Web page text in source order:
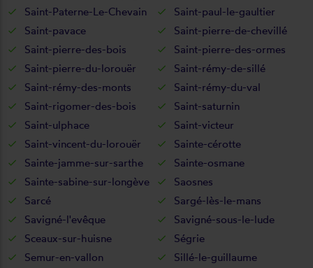
Saint-Paterne-Le-Chevain
Saint-paul-le-gaultier
Saint-pavace
Saint-pierre-de-chevillé
Saint-pierre-des-bois
Saint-pierre-des-ormes
Saint-pierre-du-lorouër
Saint-rémy-de-sillé
Saint-rémy-des-monts
Saint-rémy-du-val
Saint-rigomer-des-bois
Saint-saturnin
Saint-ulphace
Saint-victeur
Saint-vincent-du-lorouër
Sainte-cérotte
Sainte-jamme-sur-sarthe
Sainte-osmane
Sainte-sabine-sur-longève
Saosnes
Sarcé
Sargé-lès-le-mans
Savigné-l'evêque
Savigné-sous-le-lude
Sceaux-sur-huisne
Ségrie
Semur-en-vallon
Sillé-le-guillaume